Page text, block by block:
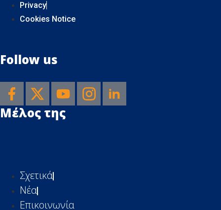
Privacy
Cookies Notice
Follow us
Μέλος της
Σχετικά
Νέα
Επικοινωνία